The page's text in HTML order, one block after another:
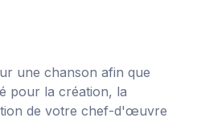
une chanson afin que
pour la création, la
de votre chef-d'œuvre